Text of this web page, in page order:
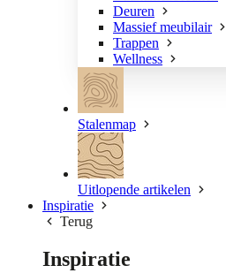
Deuren
Massief meubilair
Trappen
Wellness
Stalenmap
Uitlopende artikelen
Inspiratie
Terug
Inspiratie